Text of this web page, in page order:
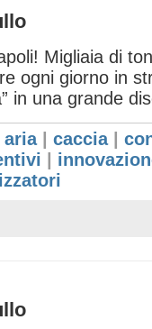
Migliaia di
ogni giorno in
in una grande
aria| caccia|